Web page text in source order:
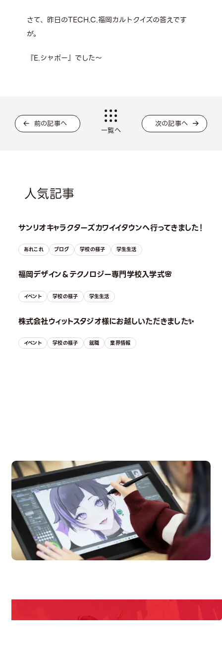
さて、昨日のTECH.C.福岡カルトクイズの答えです
が。
『E.シャポー』でした～
前の記事へ
一覧へ
次の記事へ
人気記事
サンリオキャラクターズカワイイタウンへ行ってきました！
あれこれ ブログ 学校の様子 学生生活
福岡デザイン＆テクノロジー専門学校入学式🌸
イベント 学校の様子 学生生活
株式会社ウィットスタジオ様にお越しいただきました✨
イベント 学校の様子 就職 業界情報
Campus Open